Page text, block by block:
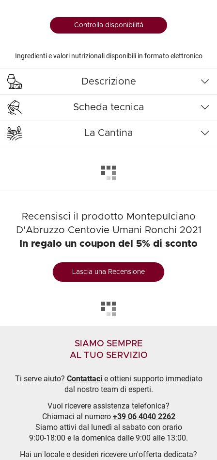
Controlla disponibilità
Ingredienti e valori nutrizionali disponibili in formato elettronico
Descrizione
Scheda tecnica
La Cantina
Recensisci il prodotto Montepulciano
D'Abruzzo Centovie Umani Ronchi 2021
In regalo un coupon del 5% di sconto
Lascia una Recensione
SIAMO SEMPRE
AL TUO SERVIZIO
Ti serve aiuto? Contattacie ottieni supporto immediato
dal nostro team di esperti.
Vuoi ricevere assistenza telefonica?
Chiamaci al numero +39 06 4040 2262
Siamo attivi dal lunedì al sabato con orario
9:00-18:00 e la domenica dalle 9:00 alle 13:00.
Hai un locale e desideri ricevere un'offerta dedicata?